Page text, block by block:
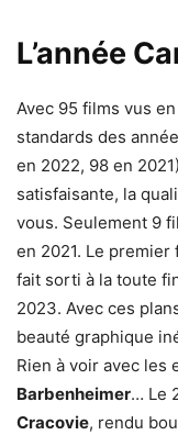
L’année
Avec 95 films vus
standards des
en 2022, 98 en
satisfaisante, la
vous. Seulement 9
en 2021. Le
fait sorti à la toute
2023. Avec ces
beauté graphique
Rien à voir avec les
Barbenheimer… Le
Cracovie, rendu